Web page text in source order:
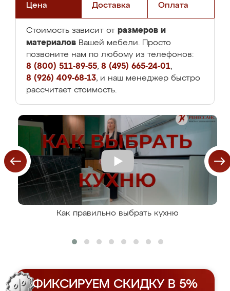
Цена Доставка Оплата
Стоимость зависит от размеров и
материалов Вашей мебели. Просто
позвоните нам по любому из телефонов:
8 (800) 511-89-55, 8 (495) 665-24-01,
8 (926) 409-68-13, и наш менеджер быстро
рассчитает стоимость.
Как правильно выбрать кухню
ФИКСИРУЕМ СКИДКУ В 5%